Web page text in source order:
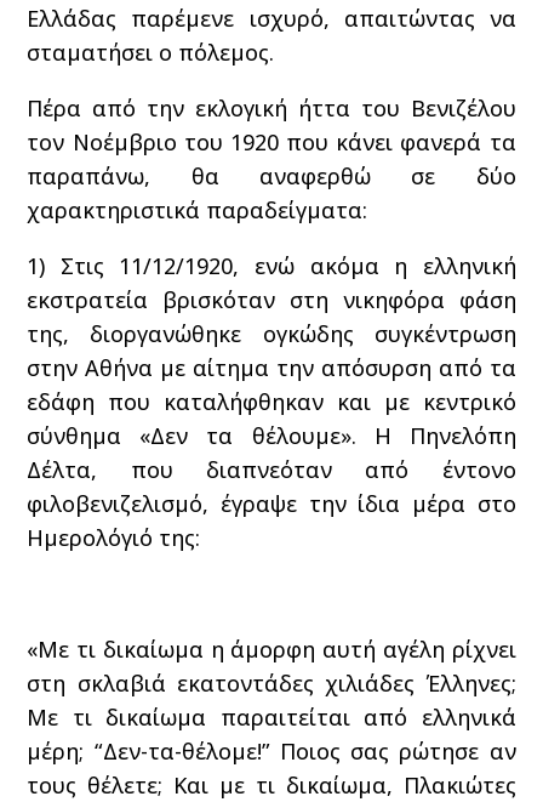
Ελλάδας παρέμενε ισχυρό, απαιτώντας να
σταματήσει ο πόλεμος.
Πέρα από την εκλογική ήττα του Βενιζέλου
τον Νοέμβριο του 1920 που κάνει φανερά τα
παραπάνω, θα αναφερθώ σε δύο
χαρακτηριστικά παραδείγματα:
1) Στις 11/12/1920, ενώ ακόμα η ελληνική
εκστρατεία βρισκόταν στη νικηφόρα φάση
της, διοργανώθηκε ογκώδης συγκέντρωση
στην Αθήνα με αίτημα την απόσυρση από τα
εδάφη που καταλήφθηκαν και με κεντρικό
σύνθημα «Δεν τα θέλουμε». Η Πηνελόπη
Δέλτα, που διαπνεόταν από έντονο
φιλοβενιζελισμό, έγραψε την ίδια μέρα στο
Ημερολόγιό της:
«Με τι δικαίωμα η άμορφη αυτή αγέλη ρίχνει
στη σκλαβιά εκατοντάδες χιλιάδες Έλληνες;
Με τι δικαίωμα παραιτείται από ελληνικά
μέρη; “Δεν-τα-θέλομε!” Ποιος σας ρώτησε αν
τους θέλετε; Και με τι δικαίωμα, Πλακιώτες